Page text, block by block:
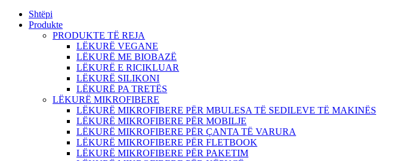
Shtëpi
Produkte
PRODUKTE TË REJA
LËKURË VEGANE
LËKURË ME BIOBAZË
LËKURË E RICIKLUAR
LËKURË SILIKONI
LËKURË PA TRETËS
LËKURË MIKROFIBERE
LËKURË MIKROFIBERE PËR MBULESA TË SEDILEVE TË MAKINËS
LËKURË MIKROFIBERE PËR MOBILJE
LËKURË MIKROFIBERE PËR ÇANTA TË VARURA
LËKURË MIKROFIBERE PËR FLETBOOK
LËKURË MIKROFIBERE PËR PAKETIM